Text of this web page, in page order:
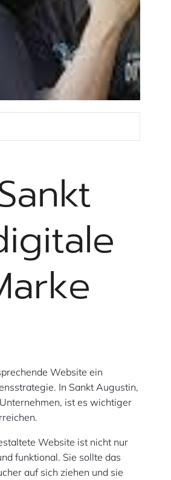
Website ein
In Sankt Augustin,
ist es wichtiger
Website ist nicht nur
funktional. Sie sollte das
auf sich ziehen und sie